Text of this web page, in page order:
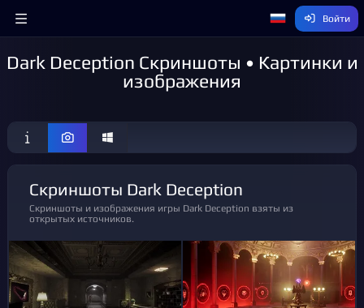
Войти
Dark Deception Скриншоты • Картинки и
изображения
Скриншоты Dark Deception
Скриншоты и изображения игры Dark Deception взяты из
открытых источников.